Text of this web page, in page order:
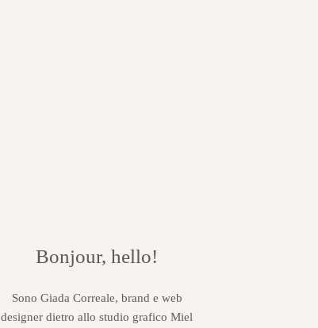
Bonjour, hello!
Sono Giada Correale, brand e web
designer dietro allo studio grafico Miel